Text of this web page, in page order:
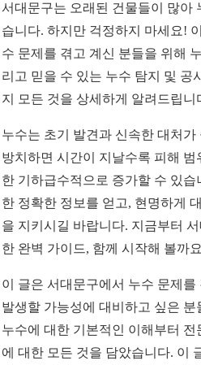
서대문구는 오래된 건물들이 많아
습니다. 하지만 걱정하지 마세요!
수 문제를 겪고 계신 분들을 위해
리고 믿을 수 있는 누수 탐지 및 공
지 모든 것을 상세하게 알려드립니
누수는 초기 발견과 신속한 대처
방치하면 시간이 지날수록 피해
한 기하급수적으로 증가할 수 있습
한 정확한 정보를 얻고, 현명하게
을 지키시길 바랍니다. 지금부터
한 완벽 가이드, 함께 시작해 볼까
이 글은 서대문구에서 누수 문제
발생할 가능성에 대비하고 싶은
누수에 대한 기본적인 이해부터
에 대한 모든 것을 담았습니다. 이